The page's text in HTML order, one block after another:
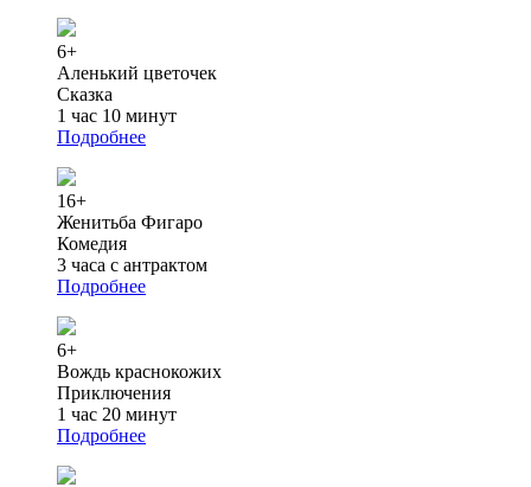
6+
Аленький цветочек
Сказка
1 час 10 минут
Подробнее
16+
Женитьба Фигаро
Комедия
3 часа с антрактом
Подробнее
6+
Вождь краснокожих
Приключения
1 час 20 минут
Подробнее